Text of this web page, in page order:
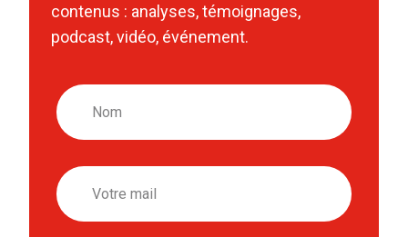
contenus : analyses, témoignages,
podcast, vidéo, événement.
Nom
Email